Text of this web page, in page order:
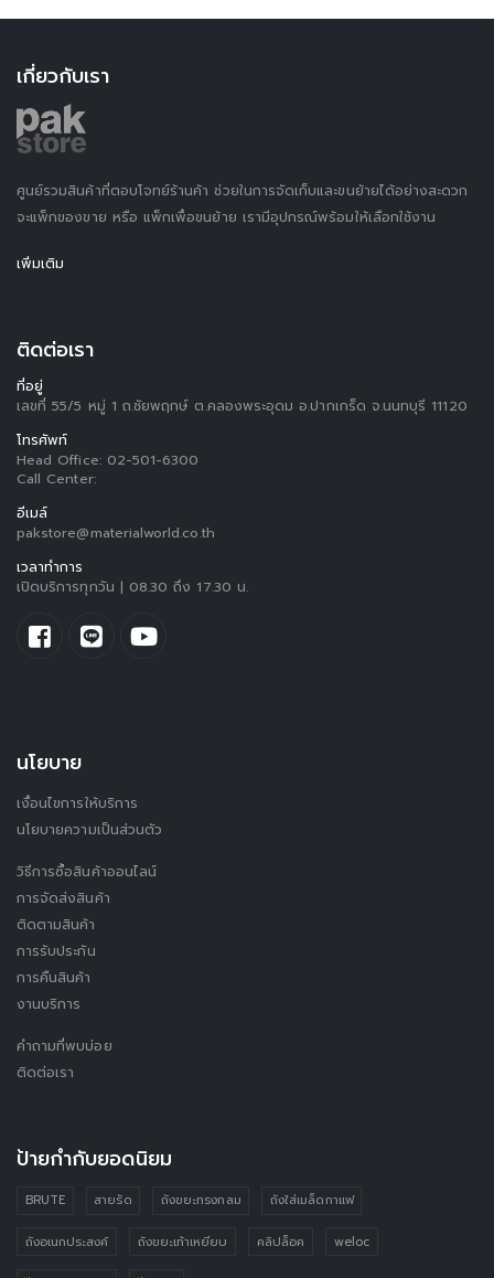
เกี่ยวกับเรา
ศูนย์รวมสินค้าที่ตอบโจทย์ร้านค้า ช่วยในการจัดเก็บและขนย้ายได้อย่างสะดวก
จะแพ็กของขาย หรือ แพ็กเพื่อขนย้าย เรามีอุปกรณ์พร้อมให้เลือกใช้งาน
เพิ่มเติม
ติดต่อเรา
ที่อยู่
เลขที่ 55/5 หมู่ 1 ถ.ชัยพฤกษ์ ต.คลองพระอุดม อ.ปากเกร็ด จ.นนทบุรี 11120
โทรศัพท์
Head Office: 02-501-6300
Call Center:
อีเมล์
pakstore@materialworld.co.th
เวลาทำการ
เปิดบริการทุกวัน | 08.30 ถึง 17.30 น.
นโยบาย
เงื่อนไขการให้บริการ
นโยบายความเป็นส่วนตัว
วิธีการซื้อสินค้าออนไลน์
การจัดส่งสินค้า
ติดตามสินค้า
การรับประกัน
การคืนสินค้า
งานบริการ
คำถามที่พบบ่อย
ติดต่อเรา
ป้ายกำกับยอดนิยม
BRUTE สายรัด ถังขยะทรงกลม ถังใส่เมล็ดกาแฟ
ถังอเนกประสงค์ ถังขยะเท้าเหยียบ คลิปล็อค weloc